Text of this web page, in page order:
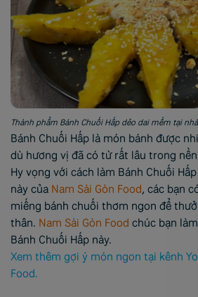
Thành phẩm Bánh Chuối Hấp dẻo dai mềm tại nhà
Bánh Chuối Hấp là món bánh được
dù hương vị đã có từ rất lâu trong
Hy vọng với cách làm Bánh Chuối
này của Nam Sài Gòn Food, các bạn
miếng bánh chuối thơm ngon để
thân. Nam Sài Gòn Food chúc bạn
Bánh Chuối Hấp này.
Xem thêm gợi ý món ngon tại kênh
Food.